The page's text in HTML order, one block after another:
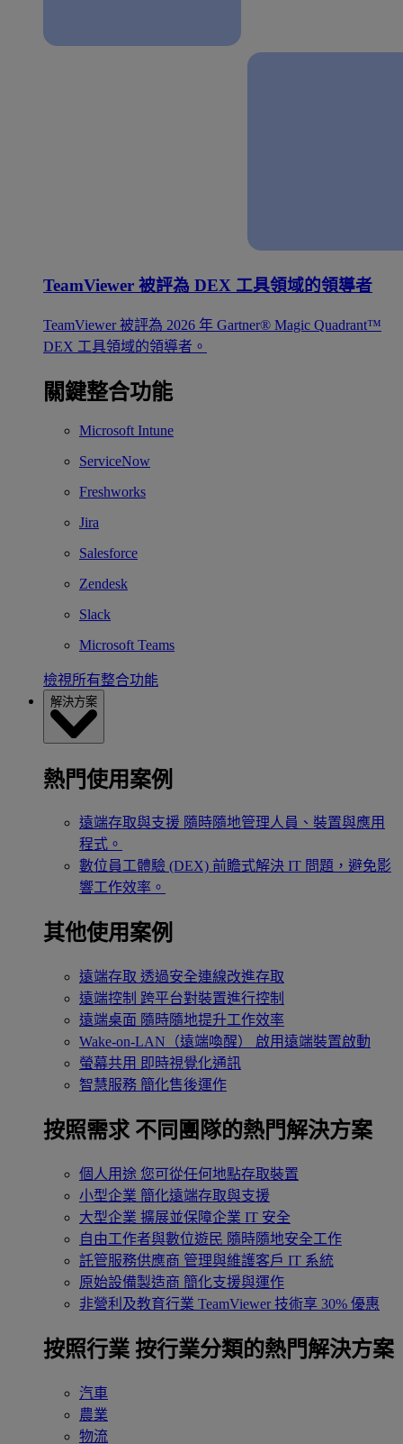
TeamViewer 被評為 DEX 工具領域的領導者
TeamViewer 被評為 2026 年 Gartner® Magic Quadrant™
DEX 工具領域的領導者。
關鍵整合功能
Microsoft Intune
ServiceNow
Freshworks
Jira
Salesforce
Zendesk
Slack
Microsoft Teams
檢視所有整合功能
解決方案
熱門使用案例
遠端存取與支援 隨時隨地管理人員、裝置與應用
程式。
數位員工體驗 (DEX) 前瞻式解決 IT 問題，避免影
響工作效率。
其他使用案例
遠端存取 透過安全連線改進存取
遠端控制 跨平台對裝置進行控制
遠端桌面 隨時隨地提升工作效率
Wake-on-LAN（遠端喚醒）
啟用遠端裝置啟動
螢幕共用 即時視覺化通訊
智慧服務 簡化售後運作
按照需求 不同團隊的熱門解決方案
個人用途 您可從任何地點存取裝置
小型企業 簡化遠端存取與支援
大型企業 擴展並保障企業 IT 安全
自由工作者與數位遊民 隨時隨地安全工作
託管服務供應商 管理與維護客戶 IT 系統
原始設備製造商 簡化支援與運作
非營利及教育行業 TeamViewer 技術享 30% 優惠
按照行業 按行業分類的熱門解決方案
汽車
農業
物流